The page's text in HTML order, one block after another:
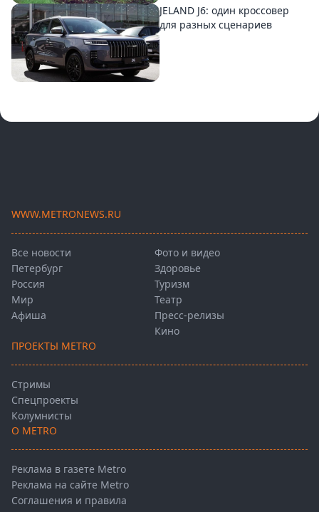
JELAND J6: один кроссовер
для разных сценариев
WWW.METRONEWS.RU
Все новости
Петербург
Россия
Мир
Афиша
Фото и видео
Здоровье
Туризм
Театр
Пресс-релизы
Кино
ПРОЕКТЫ METRO
Стримы
Спецпроекты
Колумнисты
О METRO
Реклама в газете Metro
Реклама на сайте Metro
Соглашения и правила